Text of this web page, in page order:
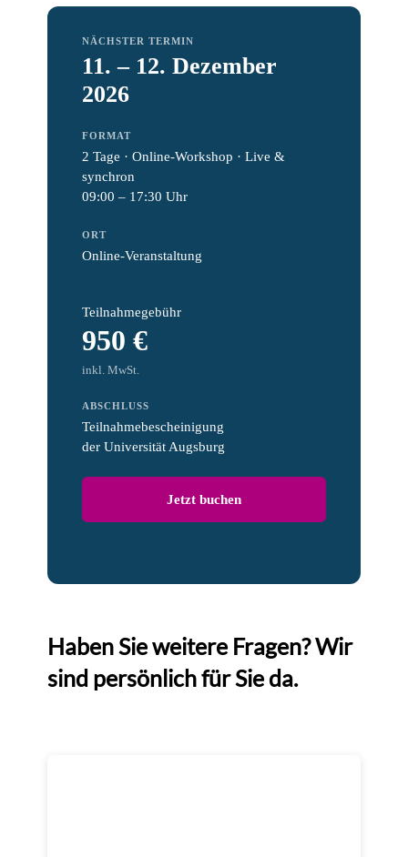
NÄCHSTER TERMIN
11. – 12. Dezember
2026
FORMAT
2 Tage · Online-Workshop · Live &
synchron
09:00 – 17:30 Uhr
ORT
Online-Veranstaltung
Teilnahmegebühr
950 €
inkl. MwSt.
ABSCHLUSS
Teilnahmebescheinigung
der Universität Augsburg
Jetzt buchen
Haben Sie weitere Fragen? Wir
sind persönlich für Sie da.